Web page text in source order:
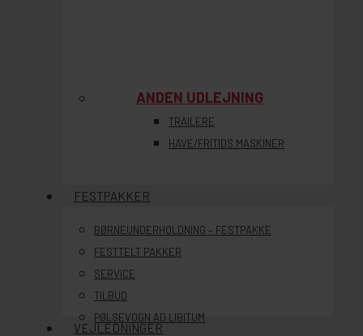
ANDEN UDLEJNING
TRAILERE
HAVE/FRITIDS MASKINER
FESTPAKKER
BØRNEUNDERHOLDNING – FESTPAKKE
FESTTELT PAKKER
SERVICE
TILBUD
PØLSEVOGN AD LIBITUM
VEJLEDNINGER